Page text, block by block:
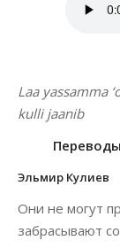
Laa yassamma
kulli jaanib
Эльмир Кулиев
Они не могут
забрасывают